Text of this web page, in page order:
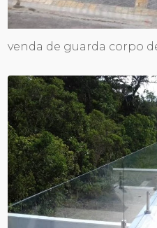
venda de guarda corpo